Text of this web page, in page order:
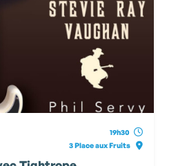
19h30
3 Place aux Fruits